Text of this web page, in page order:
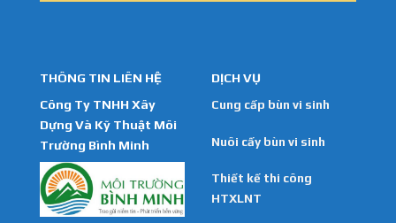
THÔNG TIN LIÊN HỆ
Công Ty TNHH Xây
Dựng Và Kỹ Thuật Môi
Trường Bình Minh
DỊCH VỤ
Cung cấp bùn vi sinh
Nuôi cấy bùn vi sinh
Thiết kế thi công
HTXLNT